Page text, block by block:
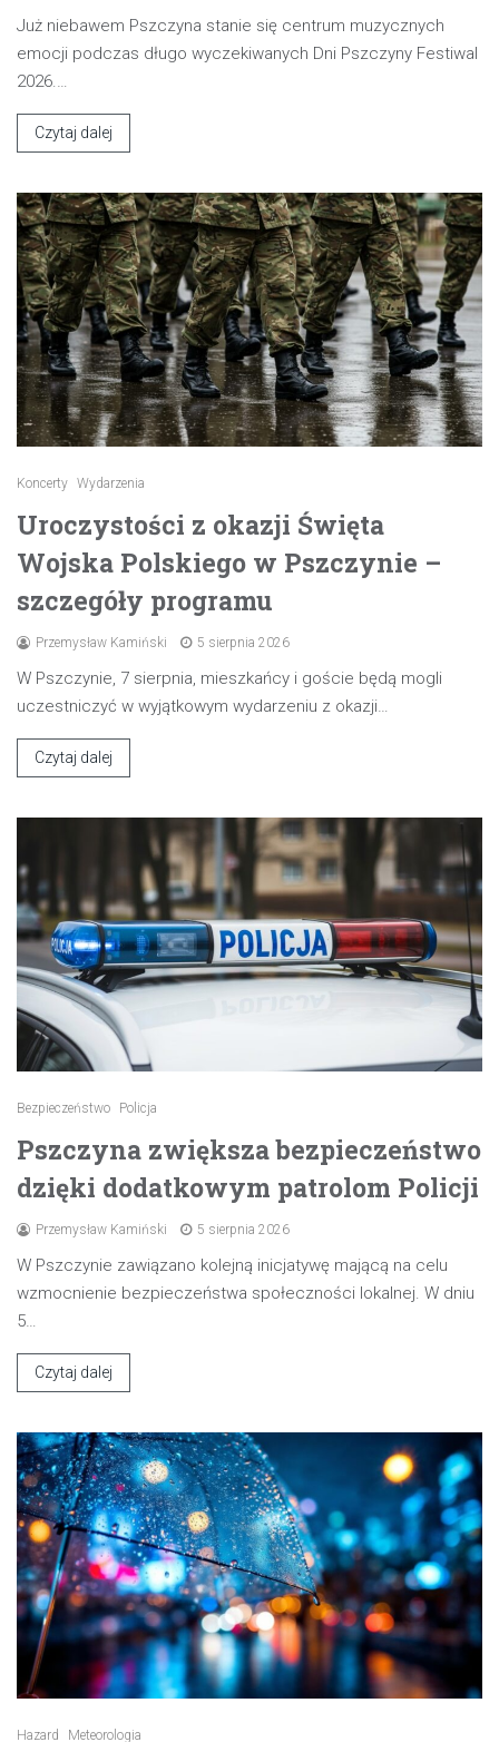
Już niebawem Pszczyna stanie się centrum muzycznych
emocji podczas długo wyczekiwanych Dni Pszczyny Festiwal
2026.…
Czytaj dalej
Koncerty Wydarzenia
Uroczystości z okazji Święta
Wojska Polskiego w Pszczynie –
szczegóły programu
Przemysław Kamiński 5 sierpnia 2026
W Pszczynie, 7 sierpnia, mieszkańcy i goście będą mogli
uczestniczyć w wyjątkowym wydarzeniu z okazji…
Czytaj dalej
Bezpieczeństwo Policja
Pszczyna zwiększa bezpieczeństwo
dzięki dodatkowym patrolom Policji
Przemysław Kamiński 5 sierpnia 2026
W Pszczynie zawiązano kolejną inicjatywę mającą na celu
wzmocnienie bezpieczeństwa społeczności lokalnej. W dniu
5…
Czytaj dalej
Hazard Meteorologia